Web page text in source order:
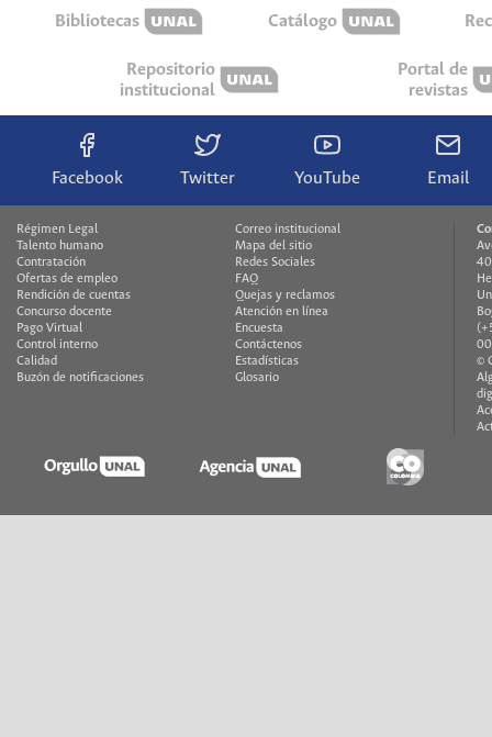
Bibliotecas Catálogo
Repositorio
institucional
Portal de
revistas
Facebook Twitter YouTube Email
Régimen Legal
Talento humano
Contratación
Ofertas de empleo
Rendición de cuentas
Concurso docente
Pago Virtual
Control interno
Calidad
Buzón de notificaciones
Correo institucional
Mapa del sitio
Redes Sociales
FAQ
Quejas y reclamos
Atención en línea
Encuesta
Contáctenos
Estadísticas
Glosario
©